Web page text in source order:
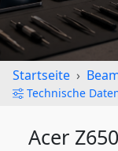
Startseite
Technische
Acer